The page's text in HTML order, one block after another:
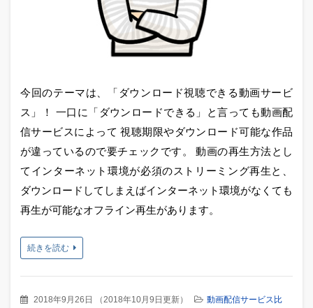
今回のテーマは、「ダウンロード視聴できる動画サービ
ス」！ 一口に「ダウンロードできる」と言っても動画配
信サービスによって 視聴期限やダウンロード可能な作品
が違っているので要チェックです。 動画の再生方法とし
てインターネット環境が必須のストリーミング再生と、
ダウンロードしてしまえばインターネット環境がなくても
再生が可能なオフライン再生があります。
続きを読む
2018年9月26日 （2018年10月9日更新）
動画配信サービス比